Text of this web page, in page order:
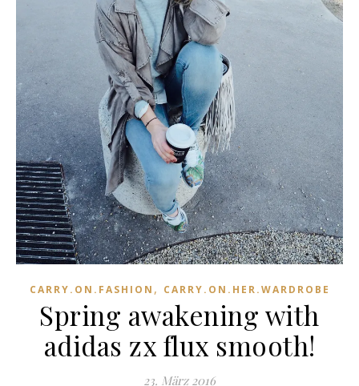
CARRY.ON.FASHION , CARRY.ON.HER.WARDROBE
Spring awakening with
adidas zx flux smooth!
23. März 2016